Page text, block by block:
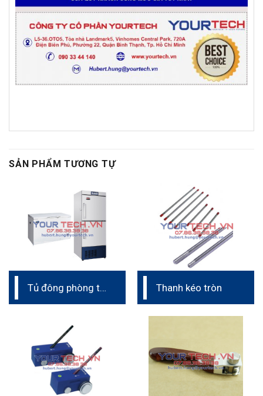
SẢN PHẨM TƯƠNG TỰ
Tủ đông phòng thí
Thanh kéo tròn